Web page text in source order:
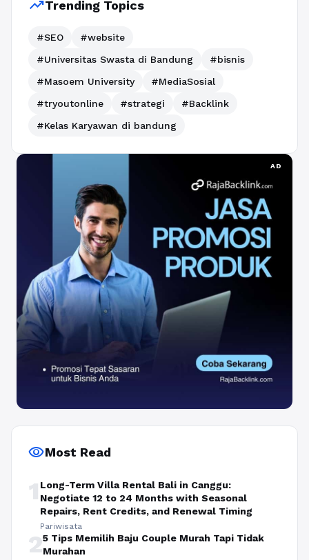
trending_upTrending Topics
#SEO
#website
#Universitas Swasta di Bandung
#bisnis
#Masoem University
#MediaSosial
#tryoutonline
#strategi
#Backlink
#Kelas Karyawan di bandung
AD
visibilityMost Read
1 Long-Term Villa Rental Bali in Canggu:
Negotiate 12 to 24 Months with Seasonal
Repairs, Rent Credits, and Renewal Timing
Pariwisata
25 Tips Memilih Baju Couple Murah Tapi Tidak
Murahan